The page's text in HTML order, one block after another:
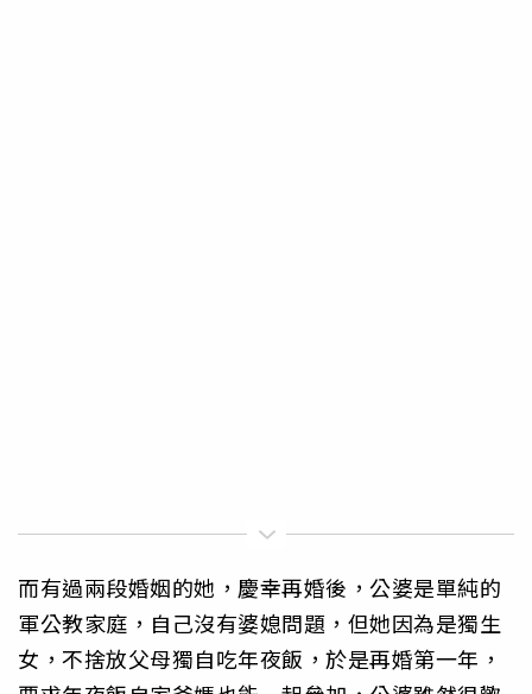
而有過兩段婚姻的她，慶幸再婚後，公婆是單純的
軍公教家庭，自己沒有婆媳問題，但她因為是獨生
女，不捨放父母獨自吃年夜飯，於是再婚第一年，